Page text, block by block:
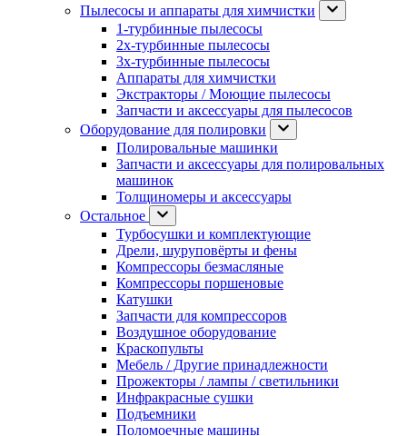
Пылесосы и аппараты для химчистки
1-турбинные пылесосы
2х-турбинные пылесосы
3х-турбинные пылесосы
Аппараты для химчистки
Экстракторы / Моющие пылесосы
Запчасти и аксессуары для пылесосов
Оборудование для полировки
Полировальные машинки
Запчасти и аксессуары для полировальных
машинок
Толщиномеры и аксессуары
Остальное
Турбосушки и комплектующие
Дрели, шуруповёрты и фены
Компрессоры безмасляные
Компрессоры поршеновые
Катушки
Запчасти для компрессоров
Воздушное оборудование
Краскопульты
Мебель / Другие принадлежности
Прожекторы / лампы / светильники
Инфракрасные сушки
Подъемники
Поломоечные машины